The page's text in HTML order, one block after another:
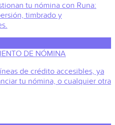
tu nómina con Runa:
timbrado y
DE NÓMINA
de crédito accesibles, ya
tu nómina, o cualquier otra